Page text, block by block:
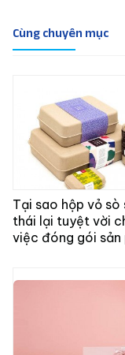
Cùng chuyên mục
Tại sao hộp vỏ sò
thái lại tuyệt vời
việc đóng gói sản